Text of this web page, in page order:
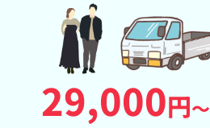
29,000円〜